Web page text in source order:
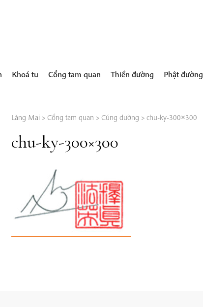
Khoá tu Cổng tam quan Thiền đường Phật đường
Làng Mai> Cổng tam quan > Cúng dường > chu-ky-300×300
chu-ky-300×300